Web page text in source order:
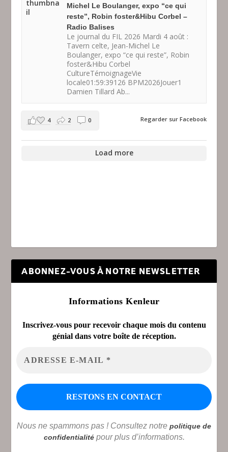
Michel Le Boulanger, expo “ce qui
reste”, Robin foster&Hibu Corbel –
Radio Balises
Le journal du FIL 2026 Mardi 4 août :
Tavern celte, Jean-Michel Le
Boulanger, expo “ce qui reste”, Robin
foster&Hibu Corbel
CultureTémoignageVie
locale01:59:39126 BPM2026Jouer1
Damien Tillard Ab...
Regarder sur Facebook
4 2 0
Load more
ABONNEZ-VOUS À NOTRE NEWSLETTER
Informations Kenleur
Inscrivez-vous pour recevoir chaque mois du contenu
génial dans votre boîte de réception.
Nous ne spammons pas ! Consultez notre politique de
confidentialitépour plus d’informations.